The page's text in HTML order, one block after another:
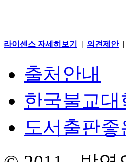
라이센스 자세히보기 | 의견제안|
출처안내
한국불교대
도서출판좋